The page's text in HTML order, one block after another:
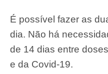
É possível fazer as
dia. Não há
de 14 dias entre
e da Covid-19.